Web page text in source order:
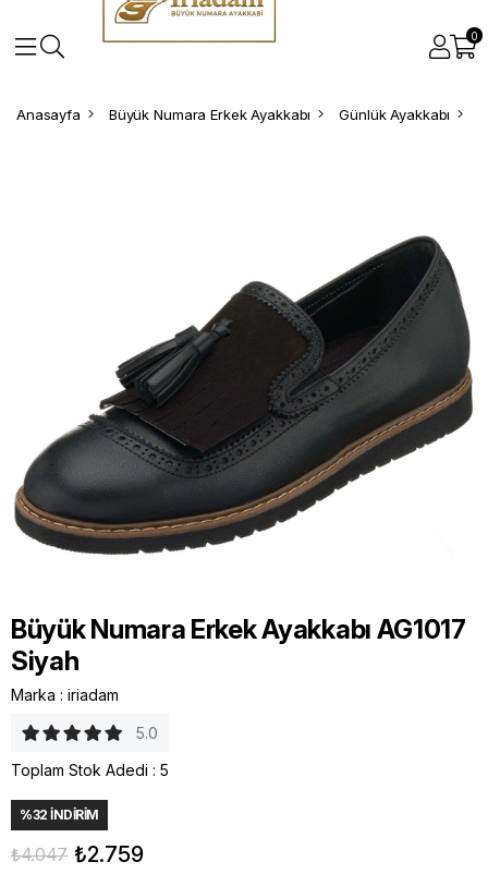
0
Anasayfa Büyük Numara Erkek Ayakkabı Günlük Ayakkabı
Büyük Numara Erkek Ayakkabı AG1017
Siyah
Marka : iriadam
5.0
Toplam Stok Adedi : 5
%32 İNDIRIM
₺4.047 ₺2.759